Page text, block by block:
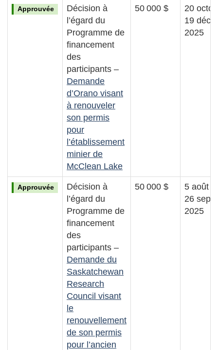
Approuvée
Décision à
l’égard du
Programme de
financement
des
participants –
Demande
d’Orano visant
à renouveler
son permis
pour
l’établissement
minier de
McClean Lake
50 000 $
20
19
2025
Approuvée
Décision à
l’égard du
Programme de
financement
des
participants –
Demande du
Saskatchewan
Research
Council visant
le
renouvellement
de son permis
pour l’ancien
50 000 $
5 août
26
2025